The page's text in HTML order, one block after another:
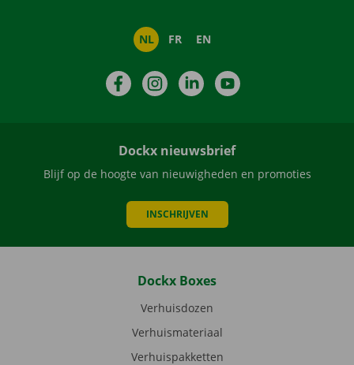
NL FR EN
FacebookInstagramLinkedIn
Dockx nieuwsbrief
Blijf op de hoogte van nieuwigheden en promoties
INSCHRIJVEN
Dockx Boxes
Verhuisdozen
Verhuismateriaal
Verhuispakketten